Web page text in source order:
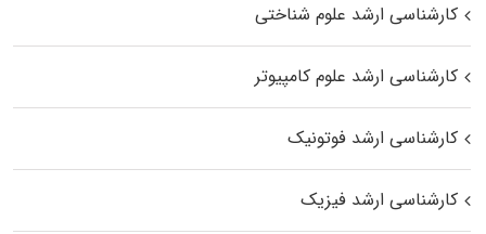
کارشناسی ارشد علوم شناختی
کارشناسی ارشد علوم کامپیوتر
کارشناسی ارشد فوتونیک
کارشناسی ارشد فیزیک